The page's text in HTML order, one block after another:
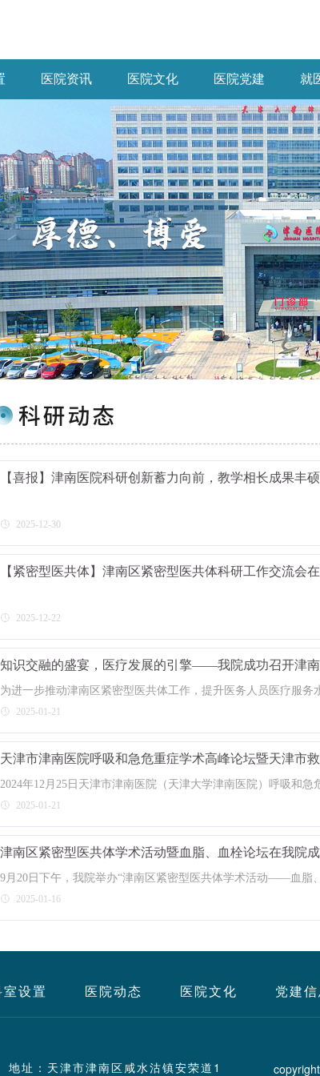
医院资讯 医院文化 医院党建 就
【喜报】津南医院科研创新蓄力向前，教学相长成果丰硕
2025-12-30
【紧密型医共体】津南区紧密型医共体科研工作交流会
2025-12-22
知识交融的盛宴，医疗发展的引擎——我院成功召开津
为进一步推动津南区紧密型医共体工作，提升医务人员医疗服
会议特别邀请中国
2025-01-21
天津市津南医院呼吸和急危重症学术高峰论坛暨天津市
2024年12月25日天津市津南医院（天津大学津南医院）呼吸和
会议旨在
2025-01-21
津南区紧密型医共体学术活动暨血脂、血栓论坛在我院
9月20日下午，我院举办“津南区紧密型医共体学术活动——血脂
为主讲嘉宾
2025-01-16
室设置 医院动态 医院文化 党建
地址：天津市津南区咸水沽镇安荣道1